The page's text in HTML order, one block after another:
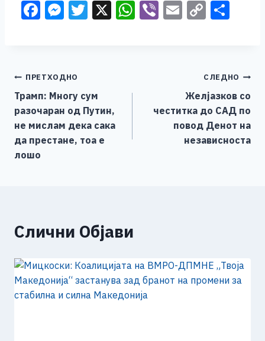
F
b
o
o
k
M
n
g
er
T X W Vi E C
Li
n
k
Навигација
на
напис
ПРЕТХОДНО
Трамп: Многу сум
разочаран од Путин,
не мислам дека сака
да престане, тоа е
лошо
СЛЕДНО
Желјазков со
честитка до САД по
повод Денот на
независноста
Слични Објави